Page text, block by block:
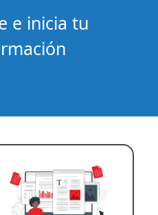
e inicia tu